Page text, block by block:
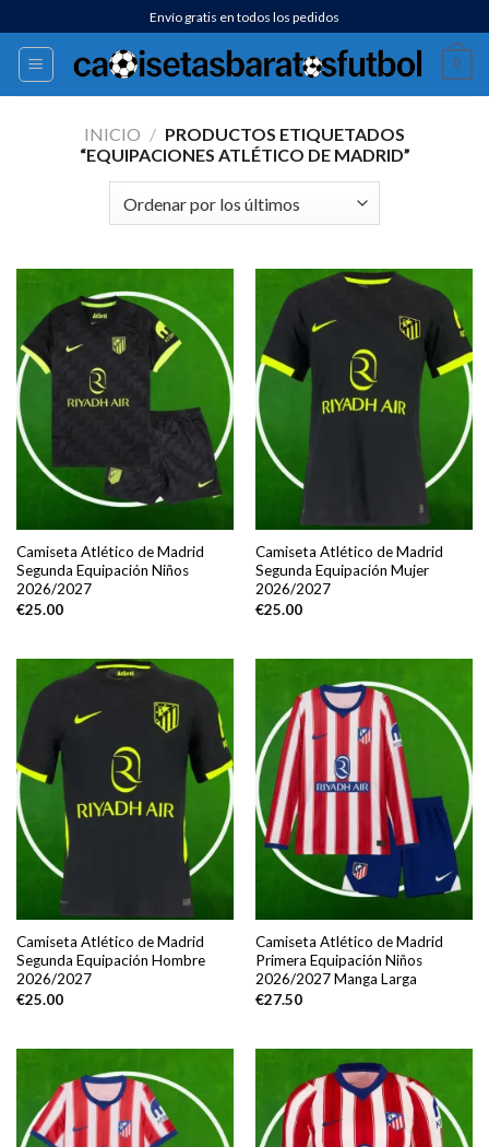
al
contenido
Envío gratis en todos los pedidos
0
INICIO / PRODUCTOS ETIQUETADOS
“EQUIPACIONES ATLÉTICO DE MADRID”
Camiseta Atlético de Madrid
Segunda Equipación Niños
2026/2027
€25.00
Camiseta Atlético de Madrid
Segunda Equipación Mujer
2026/2027
€25.00
Camiseta Atlético de Madrid
Segunda Equipación Hombre
2026/2027
€25.00
Camiseta Atlético de Madrid
Primera Equipación Niños
2026/2027 Manga Larga
€27.50